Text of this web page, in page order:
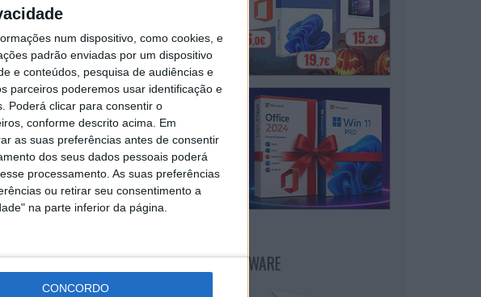
num dispositivo, como cookies, e
padrão enviadas por um dispositivo
e conteúdos, pesquisa de audiências e
parceiros poderemos usar identificação e
Poderá clicar para consentir o
conforme descrito acima. Em
as suas preferências antes de consentir
dos seus dados pessoais poderá
processamento. As suas preferências
ou retirar seu consentimento a
na parte inferior da página.
CONCORDO
ou
um visto
NEWSLETTER PPLWARE